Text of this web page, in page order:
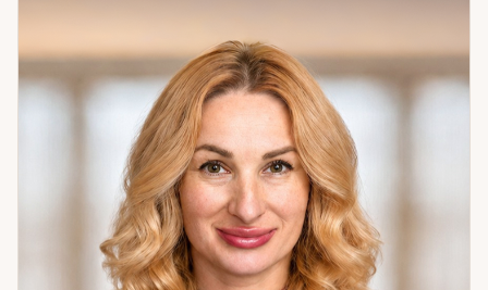
ведёт; бизнес и партнёры — намерения, риски,
перспективы; выбор пути и принятие решений — когда не
знаешь, как поступить; определение негативных влияний
и работа по очищению состояния. Отдельная практика —
работа с воском: помогает выявить и снять то, что создаёт
внутреннее напряжение и блокирует движение. Если
ситуация запуталась — я помогу в ней разобраться.